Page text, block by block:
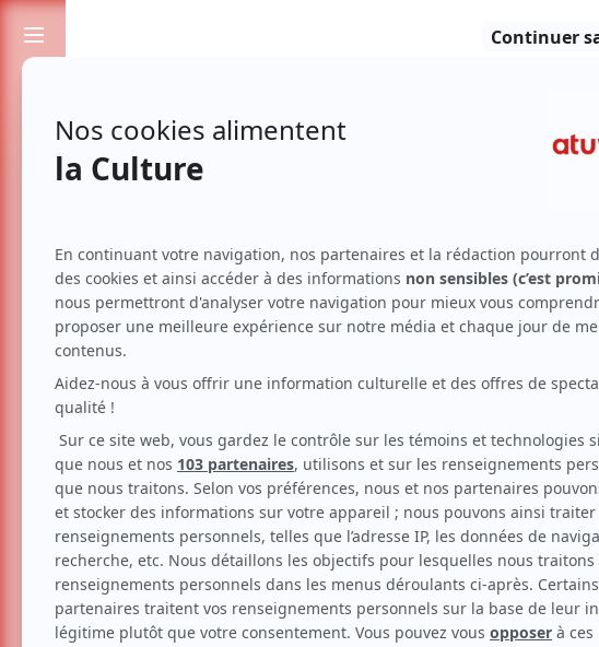
Passionnés de spectacles et de culture